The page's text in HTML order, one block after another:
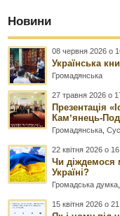
Новини
08 червня 2026 о
Українська
Громадянська
27 травня 2026 о
Презентація
Камʼянець-
Громадянська ,
22 квітня 2026 о
Чи діждемося
Україні?
Громадська думка
15 квітня 2026 о